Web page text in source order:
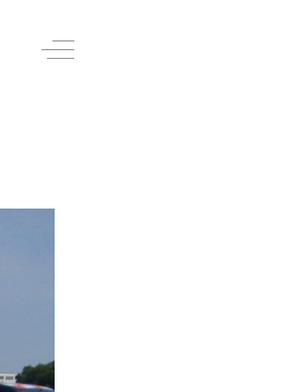
Off-Canvas Toggle